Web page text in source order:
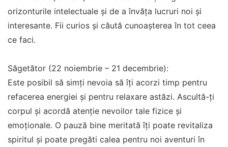
orizonturile intelectuale și de a învăța lucruri noi și
interesante. Fii curios și căută cunoașterea în tot ceea
ce faci.
Săgetător (22 noiembrie – 21 decembrie):
Este posibil să simți nevoia să îți acorzi timp pentru
refacerea energiei și pentru relaxare astăzi. Ascultă-ți
corpul și acordă atenție nevoilor tale fizice și
emoționale. O pauză bine meritată îți poate revitaliza
spiritul și poate pregăti calea pentru noi aventuri în